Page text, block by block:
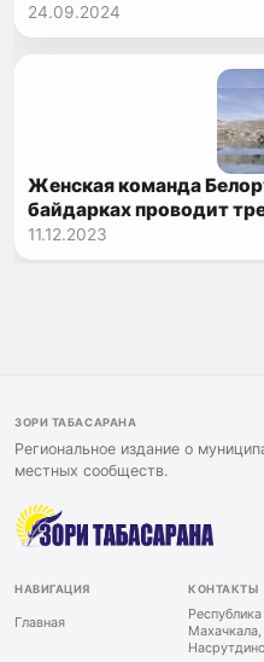
24.09.2024
Женская команда
байдарках проводит
Дагестане
11.12.2023
ЗОРИ ТАБАСАРАНА
Региональное издание о
местных сообществ.
НАВИГАЦИЯ
Главная
КОНТАКТЫ
Махачкала,